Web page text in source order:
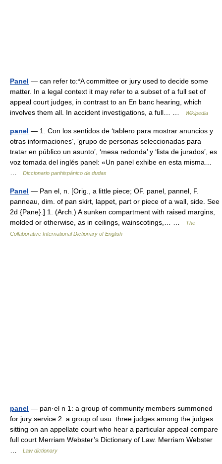
Panel — can refer to:*A committee or jury used to decide some
matter. In a legal context it may refer to a subset of a full set of
appeal court judges, in contrast to an En banc hearing, which
involves them all. In accident investigations, a full… …
Wikipedia
panel — 1. Con los sentidos de ‘tablero para mostrar anuncios y
otras informaciones’, ‘grupo de personas seleccionadas para
tratar en público un asunto’, ‘mesa redonda’ y ‘lista de jurados’, es
voz tomada del inglés panel: «Un panel exhibe en esta misma…
Diccionario panhispánico de dudas
Panel — Pan el, n. [Orig., a little piece; OF. panel, pannel, F.
panneau, dim. of pan skirt, lappet, part or piece of a wall, side. See
2d {Pane}.] 1. (Arch.) A sunken compartment with raised margins,
molded or otherwise, as in ceilings, wainscotings,… …
The
Collaborative International Dictionary of English
panel — pan·el n 1: a group of community members summoned
for jury service 2: a group of usu. three judges among the judges
sitting on an appellate court who hear a particular appeal compare
full court Merriam Webster’s Dictionary of Law. Merriam Webster
Law dictionary